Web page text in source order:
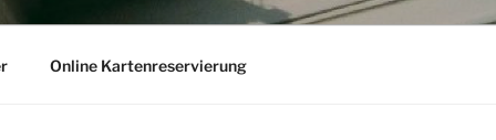
Online Kartenreservierung